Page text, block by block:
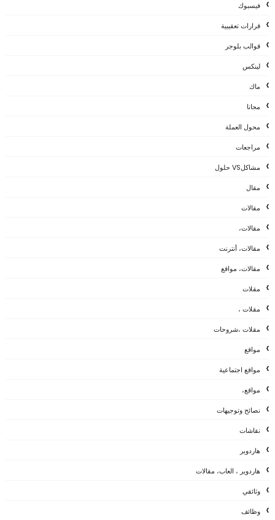
فيسبوك
قرارات تعقيبية
قوالب بلوجر
لينكس
ماك
مجانا
محول العملة
مراجعات
مشاكلVS حلول
مقال
مقالات
مقالات،
مقالات، أنترنت
مقالات، مواقع
مقلات
مقلات ،
مقلات ،شروحات
مواقع
مواقع اجتماعية
مواقع،
نصائح وتوجيهات
نقاشات
هاردوير
هاردوير ، العاب، مقالات
وثائقي
وظائف